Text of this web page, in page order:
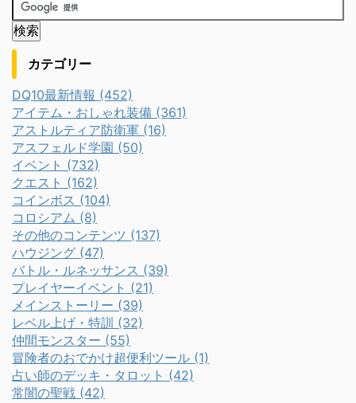
カテゴリー
DQ10最新情報 (452)
アイテム・おしゃれ装備 (361)
アストルティア防衛軍 (16)
アスフェルド学園 (50)
イベント (732)
クエスト (162)
コインボス (104)
コロシアム (8)
その他のコンテンツ (137)
ハウジング (47)
バトル・ルネッサンス (39)
プレイヤーイベント (21)
メインストーリー (39)
レベル上げ・特訓 (32)
仲間モンスター (55)
冒険者のおでかけ超便利ツール (1)
占い師のデッキ・タロット (42)
常闇の聖戦 (42)